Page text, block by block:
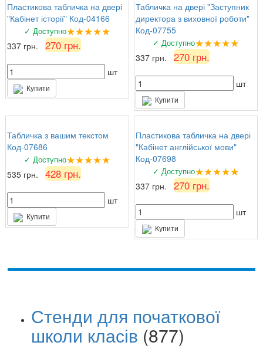
Пластикова табличка на двері
"Кабінет історії" Код-04166
✓ Доступно★★★★★
337 грн. 270 грн.
шт
Купити
Табличка на двері "Заступник
директора з виховної роботи"
Код-07755
✓ Доступно★★★★★
337 грн. 270 грн.
шт
Купити
Табличка з вашим текстом
Код-07686
✓ Доступно★★★★★
535 грн. 428 грн.
шт
Купити
Пластикова табличка на двері
"Кабінет англійської мови"
Код-07698
✓ Доступно★★★★★
337 грн. 270 грн.
шт
Купити
Стенди для початкової
школи класів (877)